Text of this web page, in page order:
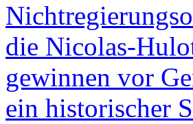
die Nicolas-
gewinnen vor
ein historischer